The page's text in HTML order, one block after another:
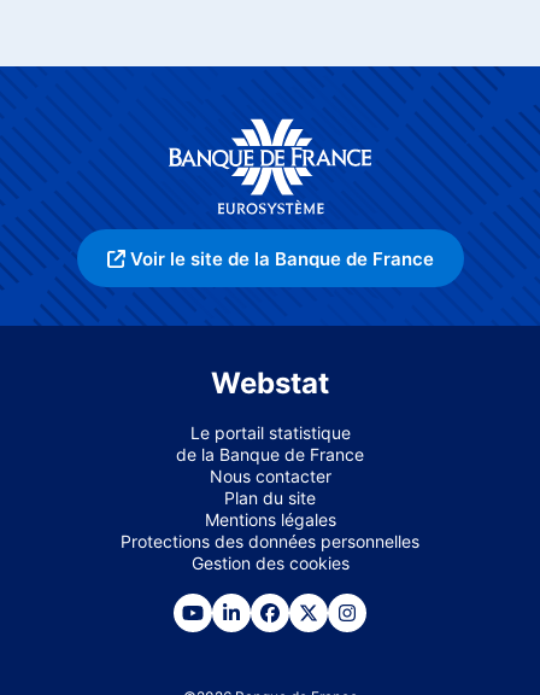
Voir le site de la Banque de France
Webstat
Le portail statistique
de la Banque de France
Nous contacter
Plan du site
Mentions légales
Protections des données personnelles
Gestion des cookies